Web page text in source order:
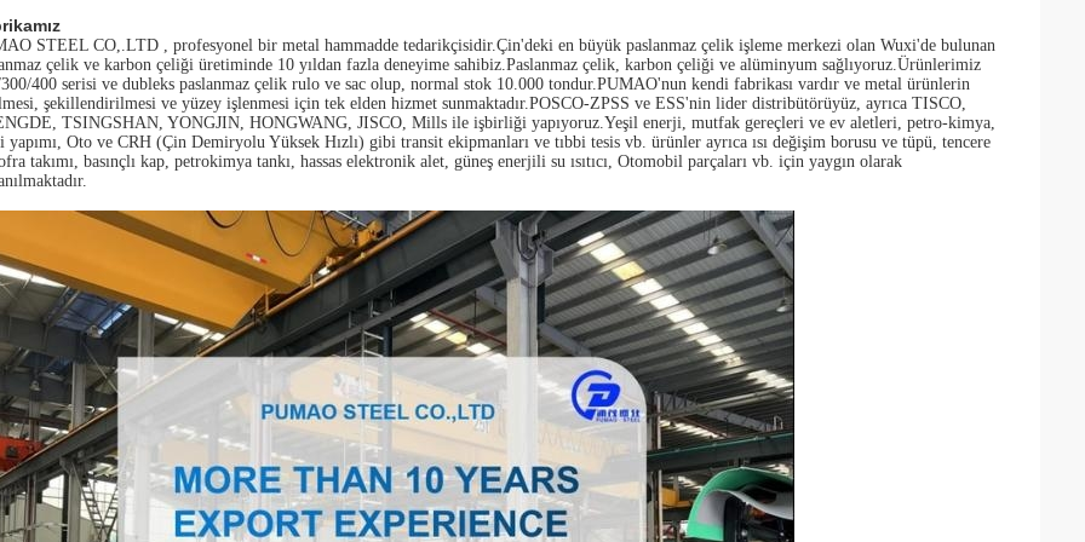
STEEL CO,.LTD , profesyonel bir metal hammadde tedarikçisidir.Çin'deki en büyük paslanmaz çelik işleme merkezi olan Wuxi'de bulunan
çelik ve karbon çeliği üretiminde 10 yıldan fazla deneyime sahibiz.Paslanmaz çelik, karbon çeliği ve alüminyum sağlıyoruz.Ürünlerimiz
400 serisi ve dubleks paslanmaz çelik rulo ve sac olup, normal stok 10.000 tondur.PUMAO'nun kendi fabrikası vardır ve metal ürünlerin
şekillendirilmesi ve yüzey işlenmesi için tek elden hizmet sunmaktadır.POSCO-ZPSS ve ESS'nin lider distribütörüyüz, ayrıca TISCO,
TSINGSHAN, YONGJIN, HONGWANG, JISCO, Mills ile işbirliği yapıyoruz.Yeşil enerji, mutfak gereçleri ve ev aletleri, petro-kimya,
yapımı, Oto ve CRH (Çin Demiryolu Yüksek Hızlı) gibi transit ekipmanları ve tıbbi tesis vb. ürünler ayrıca ısı değişim borusu ve tüpü, tencere
takımı, basınçlı kap, petrokimya tankı, hassas elektronik alet, güneş enerjili su ısıtıcı, Otomobil parçaları vb. için yaygın olarak